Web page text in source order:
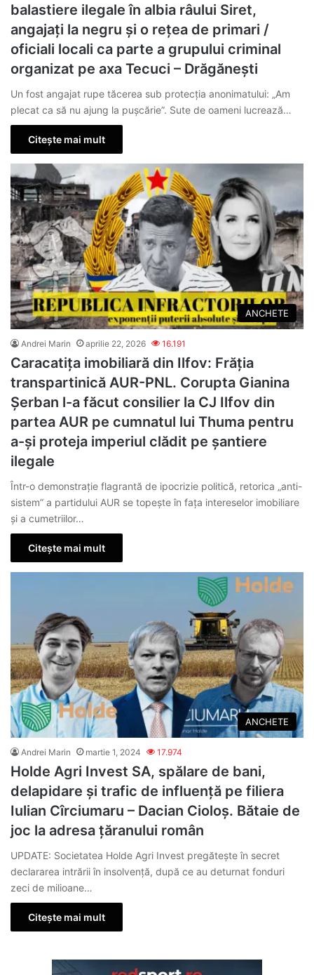
balastiere ilegale în albia râului Siret,
angajați la negru și o rețea de primari /
oficiali locali ca parte a grupului criminal
organizat pe axa Tecuci – Drăgănești
Un fost angajat rupe tăcerea sub protecția anonimatului: „Am
plecat ca să nu ajung la pușcărie”. Sute de oameni lucrează…
Citește mai mult
ANCHETE
Andrei Marin aprilie 22, 2026 16.191
Caracatița imobiliară din Ilfov: Frăția
transpartinică AUR-PNL. Corupta Gianina
Șerban l-a făcut consilier la CJ Ilfov din
partea AUR pe cumnatul lui Thuma pentru
a-și proteja imperiul clădit pe șantiere
ilegale
Într-o demonstrație flagrantă de ipocrizie politică, retorica „anti-
sistem” a partidului AUR se topește în fața intereselor imobiliare
și a cumetriilor…
Citește mai mult
ANCHETE
Andrei Marin martie 1, 2024 17.974
Holde Agri Invest SA, spălare de bani,
delapidare și trafic de influență pe filiera
Iulian Cîrciumaru – Dacian Cioloș. Bătaie de
joc la adresa țăranului român
UPDATE: Societatea Holde Agri Invest pregătește în secret
declararea intrării în insolvență, după ce au deturnat fonduri
zeci de milioane…
Citește mai mult